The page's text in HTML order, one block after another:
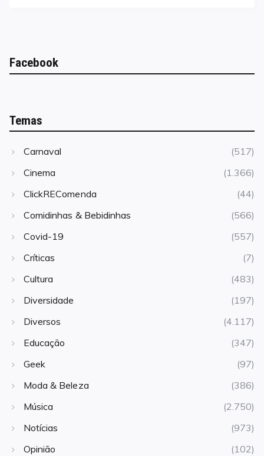
Facebook
Temas
Carnaval
(517)
Cinema
(1.366)
ClickREComenda
(44)
Comidinhas & Bebidinhas
(566)
Covid-19
(557)
Críticas
(7)
Cultura
(483)
Diversidade
(197)
Diversos
(4.117)
Educação
(347)
Geek
(97)
Moda & Beleza
(386)
Música
(2.750)
Notícias
(973)
Opinião
(102)